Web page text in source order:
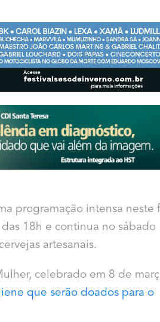
programação intensa neste
18h e continua no sábado
artesanais.
celebrado em 8 de
que serão doados para o